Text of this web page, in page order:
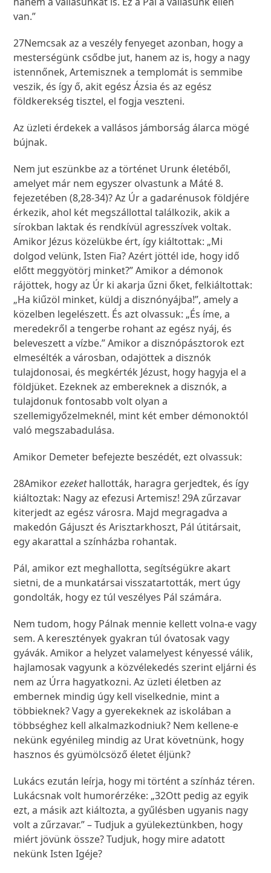
van.”
27Nemcsak az a veszély fenyeget azonban, hogy a
mesterségünk csődbe jut, hanem az is, hogy a nagy
istennőnek, Artemisznek a templomát is semmibe
veszik, és így ő, akit egész Ázsia és az egész
földkerekség tisztel, el fogja veszteni.
Az üzleti érdekek a vallásos jámborság álarca mögé
bújnak.
Nem jut eszünkbe az a történet Urunk életéből,
amelyet már nem egyszer olvastunk a Máté 8.
fejezetében (8,28-34)? Az Úr a gadarénusok földjére
érkezik, ahol két megszállottal találkozik, akik a
sírokban laktak és rendkívül agresszívek voltak.
Amikor Jézus közelükbe ért, így kiáltottak: „Mi
dolgod velünk, Isten Fia? Azért jöttél ide, hogy idő
előtt meggyötörj minket?” Amikor a démonok
rájöttek, hogy az Úr ki akarja űzni őket, felkiáltottak:
„Ha kiűzöl minket, küldj a disznónyájba!”, amely a
közelben legelészett. És azt olvassuk: „És íme, a
meredekről a tengerbe rohant az egész nyáj, és
beleveszett a vízbe.” Amikor a disznópásztorok ezt
elmesélték a városban, odajöttek a disznók
tulajdonosai, és megkérték Jézust, hogy hagyja el a
földjüket. Ezeknek az embereknek a disznók, a
tulajdonuk fontosabb volt olyan a
szellemigyőzelmeknél, mint két ember démonoktól
való megszabadulása.
Amikor Demeter befejezte beszédét, ezt olvassuk:
28Amikorezekethallották, haragra gerjedtek, és így
kiáltoztak: Nagy az efezusi Artemisz!29A zűrzavar
kiterjedt az egész városra. Majd megragadva a
makedón Gájuszt és Arisztarkhoszt, Pál útitársait,
egy akarattal a színházba rohantak.
Pál, amikor ezt meghallotta, segítségükre akart
sietni, de a munkatársai visszatartották, mert úgy
gondolták, hogy ez túl veszélyes Pál számára.
Nem tudom, hogy Pálnak mennie kellett volna-e vagy
sem. A keresztények gyakran túl óvatosak vagy
gyávák. Amikor a helyzet valamelyest kényessé válik,
hajlamosak vagyunk a közvélekedés szerint eljárni és
nem az Úrra hagyatkozni. Az üzleti életben az
embernek mindig úgy kell viselkednie, mint a
többieknek? Vagy a gyerekeknek az iskolában a
többséghez kell alkalmazkodniuk? Nem kellene-e
nekünk egyénileg mindig az Urat követnünk, hogy
hasznos és gyümölcsöző életet éljünk?
Lukács ezután leírja, hogy mi történt a színház téren.
Lukácsnak volt humorérzéke: „32Ott pedig az egyik
ezt, a másik azt kiáltozta, a gyűlésben ugyanis nagy
volt a zűrzavar.” – Tudjuk a gyülekeztünkben, hogy
miért jövünk össze? Tudjuk, hogy mire adatott
nekünk Isten Igéje?